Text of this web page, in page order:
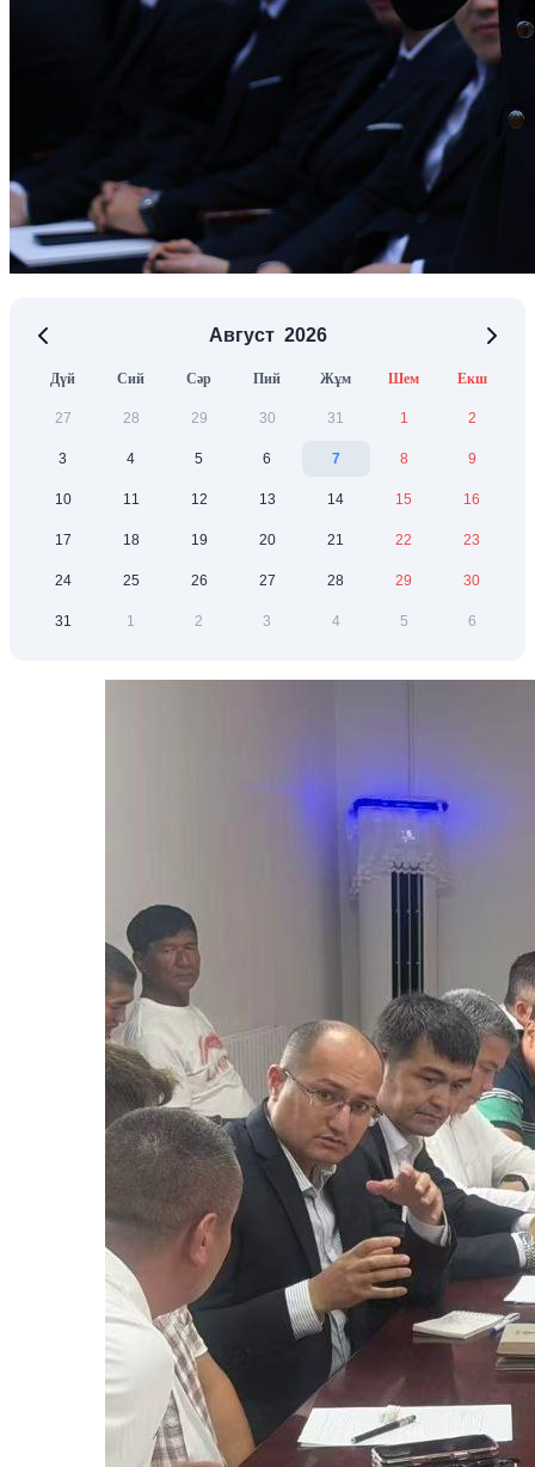
Август 2026
Дүй Сий Сәр Пий Жұм Шем Екш
27 28 29 30 31 1 2
3 4 5 6 7 8 9
10 11 12 13 14 15 16
17 18 19 20 21 22 23
24 25 26 27 28 29 30
31 1 2 3 4 5 6